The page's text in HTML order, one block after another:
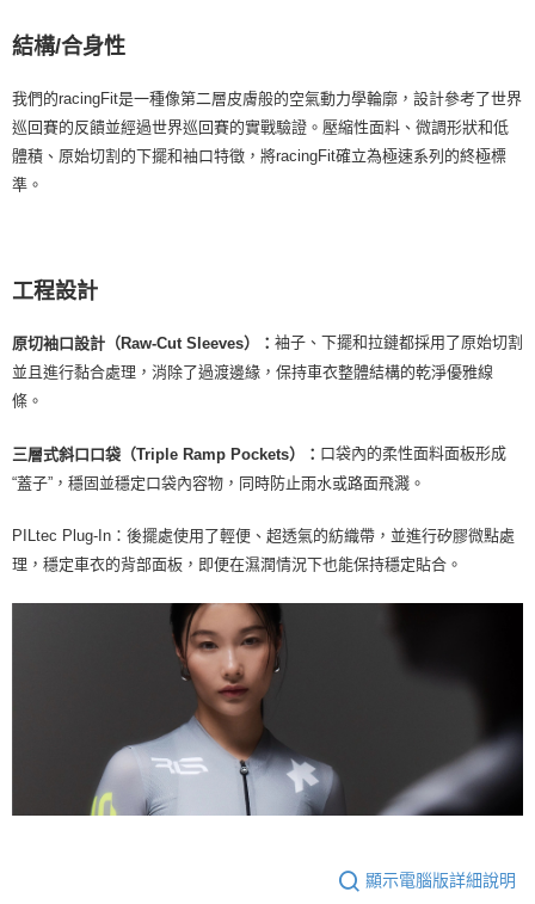
結構/合身性
我們的racingFit是一種像第二層皮膚般的空氣動力學輪廓，設計參考了世界
巡回賽的反饋並經過世界巡回賽的實戰驗證。壓縮性面料、微調形狀和低
體積、原始切割的下擺和袖口特徵，將racingFit確立為極速系列的終極標
準。
工程設計
原切袖口設計（Raw-Cut Sleeves）： 袖子、下擺和拉鏈都採用了原始切割
並且進行黏合處理，消除了過渡邊緣，保持車衣整體結構的乾淨優雅線
條。
三層式斜口口袋（Triple Ramp Pockets）： 口袋內的柔性面料面板形成
“蓋子”，穩固並穩定口袋內容物，同時防止雨水或路面飛濺。
PILtec Plug-In：後擺處使用了輕便、超透氣的紡織帶，並進行矽膠微點處
理，穩定車衣的背部面板，即便在濕潤情況下也能保持穩定貼合。
顯示電腦版詳細說明